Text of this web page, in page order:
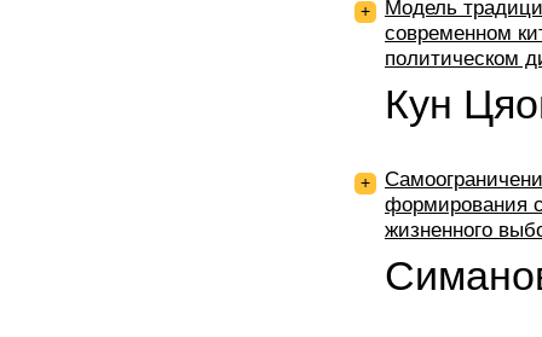
+
Модель
современном
политическом
Кун
+
формирования
жизненного